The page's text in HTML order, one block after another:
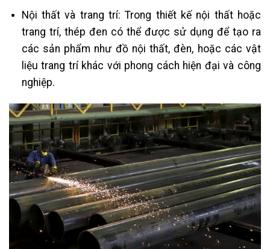
Nội thất và trang trí: Trong thiết kế nội thất hoặc
trang trí, thép đen có thể được sử dụng để tạo ra
các sản phẩm như đồ nội thất, đèn, hoặc các vật
liệu trang trí khác với phong cách hiện đại và công
nghiệp.